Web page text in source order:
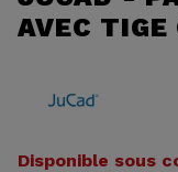
AVEC TIGE
Disponible sous